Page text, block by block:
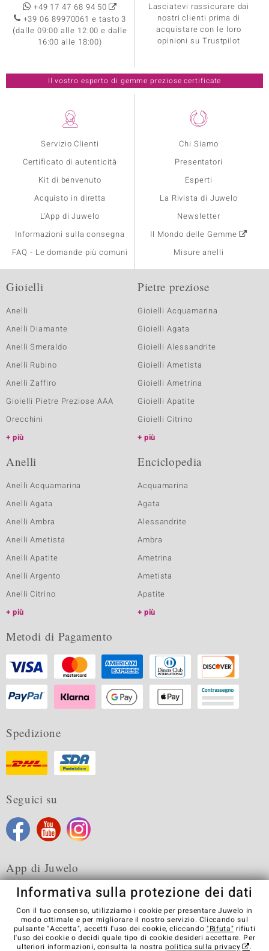
Servizio Clienti
Certificato di autenticità
Kit di benvenuto
Acquisto in diretta
L'App di Juwelo
Informazioni sulla consegna
FAQ - Le domande più comuni
Chi Siamo
Presentatori
Esperti
La Rivista di Juwelo
Newsletter
Il Mondo delle Gemme
Misure anelli
+49 17 47 68 94 50
+39 06 89970061 e tasto 3
(dalle 09:00 alle 12:00 e dalle
16:00 alle 18:00)
Lasciatevi rassicurare dai
nostri clienti prima di
acquistare con le loro
opinioni su Trustpilot
Il vostro esperto di gemme preziose certificate
Gioielli
Anelli
Anelli Diamante
Anelli Smeraldo
Anelli Rubino
Anelli Zaffiro
Gioielli Pietre Preziose AAA
Orecchini
più
Pietre preziose
Gioielli Acquamarina
Gioielli Agata
Gioielli Alessandrite
Gioielli Ametista
Gioielli Ametrina
Gioielli Apatite
Gioielli Citrino
più
Anelli
Anelli Acquamarina
Anelli Agata
Anelli Ambra
Anelli Ametista
Anelli Apatite
Anelli Argento
Anelli Citrino
più
Enciclopedia
Acquamarina
Agata
Alessandrite
Ambra
Ametrina
Ametista
Apatite
più
Metodi di Pagamento
Spedizione
Seguici su
App di Juwelo
Condizioni generali di vendita Informativa Privacy
Cookies
Note legali
Contatti Recedere dal contratto
Informativa sulla protezione dei dati
Con il tuo consenso, utilizziamo i cookie per presentare Juwelo in
modo ottimale e per migliorare il nostro servizio. Cliccando sul
pulsante "Accetta", accetti l'uso dei cookie, cliccando "Rifuta" rifiuti
l'uso dei cookie o decidi quale tipo di cookie desideri accettare. Per
ulteriori informazioni, consulta la nostrapolitica sulla privacy .